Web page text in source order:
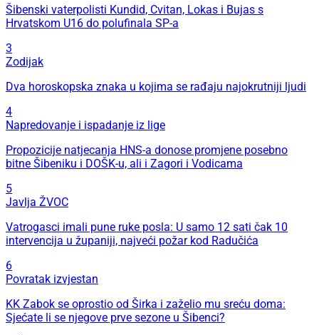
Šibenski vaterpolisti Kundid, Cvitan, Lokas i Bujas s
Hrvatskom U16 do polufinala SP-a
3
Zodijak
Dva horoskopska znaka u kojima se rađaju najokrutniji ljudi
4
Napredovanje i ispadanje iz lige
Propozicije natjecanja HNS-a donose promjene posebno
bitne Šibeniku i DOŠK-u, ali i Zagori i Vodicama
5
Javlja ŽVOC
Vatrogasci imali pune ruke posla: U samo 12 sati čak 10
intervencija u županiji, najveći požar kod Radučića
6
Povratak izvjestan
KK Zabok se oprostio od Širka i zaželio mu sreću doma:
Sjećate li se njegove prve sezone u Šibenci?